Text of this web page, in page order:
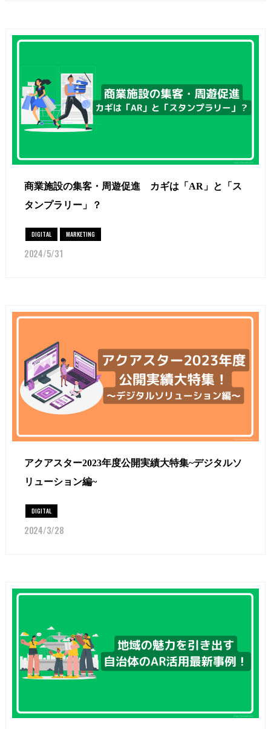
商業施設の集客・周遊促進 カギは「AR」と「ス
タンプラリー」？
DIGITAL MARKETING
2024/5/31
アクアスター2023年度公開実績大特集~デジタルソ
リューション編~
DIGITAL
2024/3/28